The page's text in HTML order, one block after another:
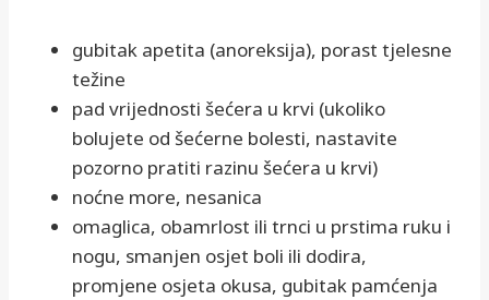
gubitak apetita (anoreksija), porast tjelesne
težine
pad vrijednosti šećera u krvi (ukoliko
bolujete od šećerne bolesti, nastavite
pozorno pratiti razinu šećera u krvi)
noćne more, nesanica
omaglica, obamrlost ili trnci u prstima ruku i
nogu, smanjen osjet boli ili dodira,
promjene osjeta okusa, gubitak pamćenja